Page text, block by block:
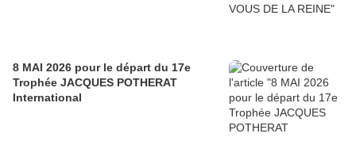
8 MAI 2026 pour le départ du 17e
Trophée JACQUES POTHERAT
International